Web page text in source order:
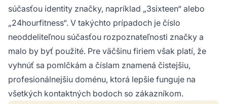
súčasťou identity značky, napríklad „3sixteen“ alebo
„24hourfitness“. V takýchto prípadoch je číslo
neoddeliteľnou súčasťou rozpoznateľnosti značky a
malo by byť použité. Pre väčšinu firiem však platí, že
vyhnúť sa pomlčkám a číslam znamená čistejšiu,
profesionálnejšiu doménu, ktorá lepšie funguje na
všetkých kontaktných bodoch so zákazníkom.